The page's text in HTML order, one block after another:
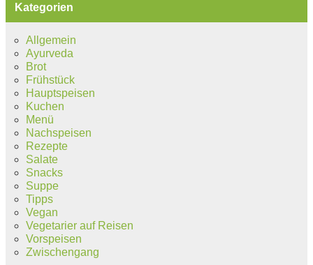
Kategorien
Allgemein
Ayurveda
Brot
Frühstück
Hauptspeisen
Kuchen
Menü
Nachspeisen
Rezepte
Salate
Snacks
Suppe
Tipps
Vegan
Vegetarier auf Reisen
Vorspeisen
Zwischengang